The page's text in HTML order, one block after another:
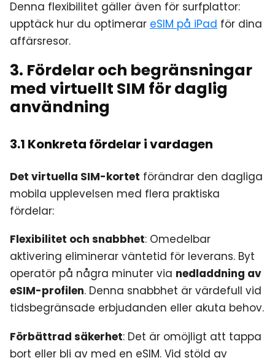
Denna flexibilitet gäller även för surfplattor:
upptäck hur du optimerar eSIM på iPad för dina
affärsresor.
3. Fördelar och begränsningar
med virtuellt SIM för daglig
användning
3.1 Konkreta fördelar i vardagen
Det virtuella SIM-kortet förändrar den dagliga
mobila upplevelsen med flera praktiska
fördelar:
Flexibilitet och snabbhet: Omedelbar
aktivering eliminerar väntetid för leverans. Byt
operatör på några minuter via nedladdning av
eSIM-profilen. Denna snabbhet är värdefull vid
tidsbegränsade erbjudanden eller akuta behov.
Förbättrad säkerhet: Det är omöjligt att tappa
bort eller bli av med en eSIM. Vid stöld av